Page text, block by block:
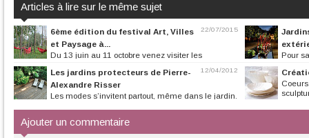
Articles à lire sur le même sujet
22/07/2015
6ème édition du festival Art, Villes
et Paysage à...
Du 13 juin au 11 octobre venez visiter les
hortillonnages d’Amiens et découvrir...
Pour
met l’accent sur
12/04/2012
Les jardins protecteurs de Pierre-
Alexandre Risser
Les modes s’invitent partout, même dans le jardin.
Ajouter un commentaire